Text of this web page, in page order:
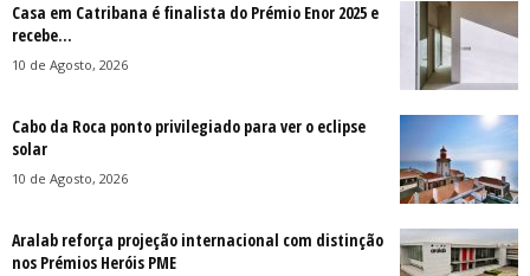
Casa em Catribana é finalista do Prémio Enor 2025 e
recebe...
10 de Agosto, 2026
Cabo da Roca ponto privilegiado para ver o eclipse
solar
10 de Agosto, 2026
Aralab reforça projeção internacional com distinção
nos Prémios Heróis PME